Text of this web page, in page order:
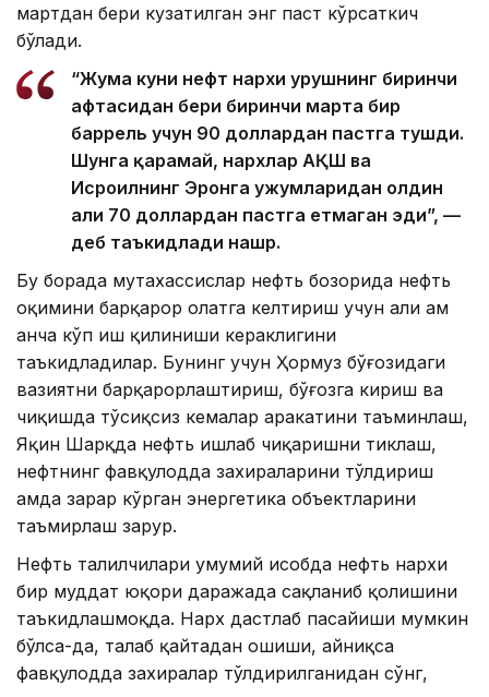
мартдан бери кузатилган энг паст кўрсаткич
бўлади.
“Жума куни нефт нархи урушнинг биринчи
ҳафтасидан бери биринчи марта бир
баррель учун 90 доллардан пастга тушди.
Шунга қарамай, нархлар АҚШ ва
Исроилнинг Эронга ҳужумларидан олдин
ҳали 70 доллардан пастга етмаган эди”, —
деб таъкидлади нашр.
Бу борада мутахассислар нефть бозорида нефть
оқимини барқарор ҳолатга келтириш учун ҳали ҳам
анча кўп иш қилиниши кераклигини
таъкидладилар. Бунинг учун Ҳормуз бўғозидаги
вазиятни барқарорлаштириш, бўғозга кириш ва
чиқишда тўсиқсиз кемалар ҳаракатини таъминлаш,
Яқин Шарқда нефть ишлаб чиқаришни тиклаш,
нефтнинг фавқулодда захираларини тўлдириш
ҳамда зарар кўрган энергетика объектларини
таъмирлаш зарур.
Нефть таҳлилчилари умумий ҳисобда нефть нархи
бир муддат юқори даражада сақланиб қолишини
таъкидлашмоқда. Нарx дастлаб пасайиши мумкин
бўлса-да, талаб қайтадан ошиши, айниқса
фавқулодда захиралар тўлдирилганидан сўнг,